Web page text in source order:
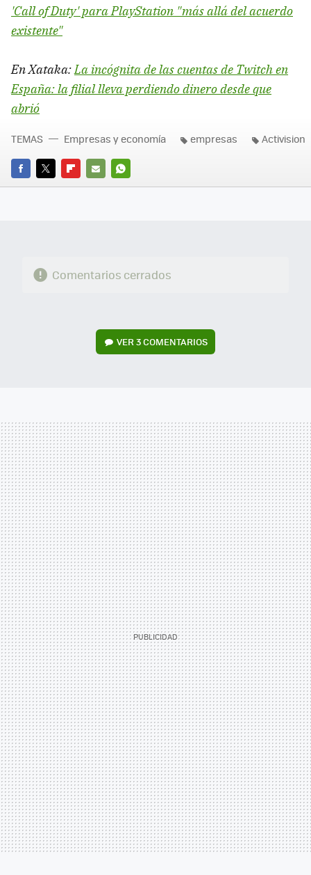
'Call of Duty' para PlayStation "más allá del acuerdo
existente"
En Xataka:La incógnita de las cuentas de Twitch en
España: la filial lleva perdiendo dinero desde que
abrió
FACEBOOK
TWITTERFLIPBOARD
E-
WHATSAPP
TEMAS Empresas y economía empresas Activision
Comentarios cerrados
VER3 COMENTARIOS